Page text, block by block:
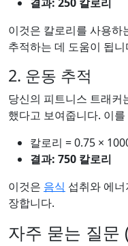
이것은 칼로리를 사용하
추적하는 데 도움이 됩니
2. 운동 추적
당신의 피트니스 트래커
했다고 보여줍니다. 이
칼로리 = 0.75 ×
결과: 750 칼로리
이것은 음식 섭취와 에
장합니다.
자주 묻는 질문